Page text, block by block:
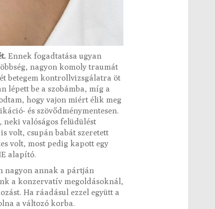
Ennek fogadtatása ugyan
nagyon komoly traumát
betegem kontrollvizsgálatra öt
lépett be a szobámba, míg a
hogy vajon miért élik meg
és szövődménymentesen.
valóságos felüdülést
volt, csupán babát szeretett
volt, most pedig kapott egy
alapító.
nagyon annak a pártján
a konzervatív megoldásoknál,
Ha ráadásul ezzel együtt a
a változó korba.